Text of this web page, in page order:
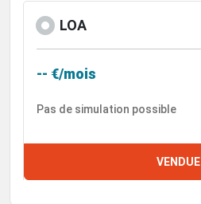
LOA
-- €/mois
Pas de simulation possible
VENDUE